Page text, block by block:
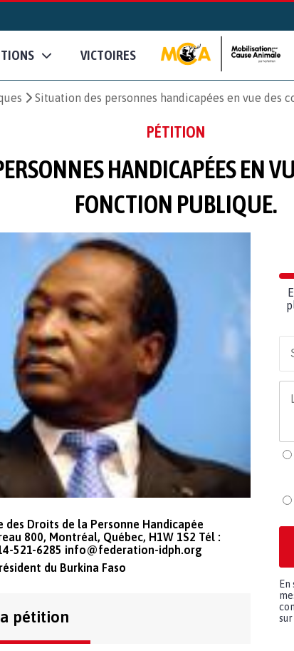
VICTOIRES
Situation des personnes handicapées en vue des
PÉTITION
HANDICAPÉES EN
FONCTION PUBLIQUE.
Droits de la Personne Handicapée
800, Montréal, Québec, H1W 1S2 Tél :
521-6285 info@federation-idph.org
du Burkina Faso
pétition